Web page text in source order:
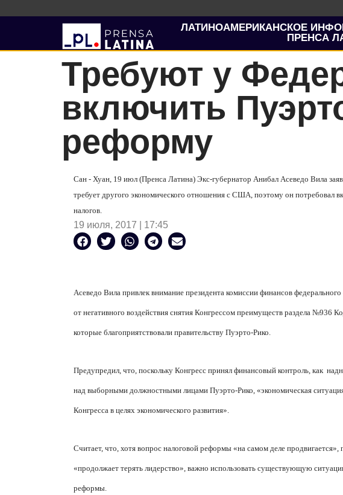
ЛАТИНОАМЕРИКАНСКОЕ
ПРЕНСА
Требуют у
включить
реформу
Сан - Хуан, 19 июл (Пренса Латина) Экс-губернатор Анибал Асеведо Вила
требует другого экономического отношения с США, поэтому он потребовал
налогов.
19 июля, 2017 | 17:45
Асеведо Вила привлек внимание президента комиссии финансов
от негативного воздействия снятия Конгрессом преимуществ раздела №936
которые благоприятствовали правительству Пуэрто-Рико.
Предупредил, что, поскольку Конгресс принял финансовый контроль, как
над выборными должностными лицами Пуэрто-Рико, «экономическая
Конгресса в целях экономического развития».
Считает, что, хотя вопрос налоговой реформы «на самом деле
«продолжает терять лидерство», важно использовать существующую
реформы.